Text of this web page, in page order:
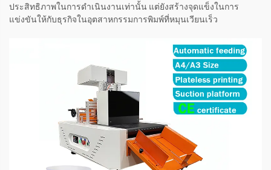
ประสิทธิภาพในการดำเนินงานเท่านั้น แต่ยังสร้างจุดแข็งในการ
แข่งขันให้กับธุรกิจในอุตสาหกรรมการพิมพ์ที่หมุนเวียนเร็ว